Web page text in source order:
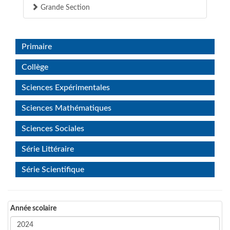
Grande Section
Primaire
Collège
Sciences Expérimentales
Sciences Mathématiques
Sciences Sociales
Série Littéraire
Série Scientifique
Année scolaire